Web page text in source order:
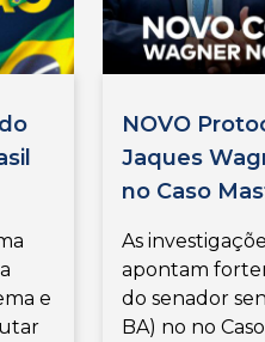
e
NOVO
Jaques
no Caso
As
apontam
do senador
BA) no no